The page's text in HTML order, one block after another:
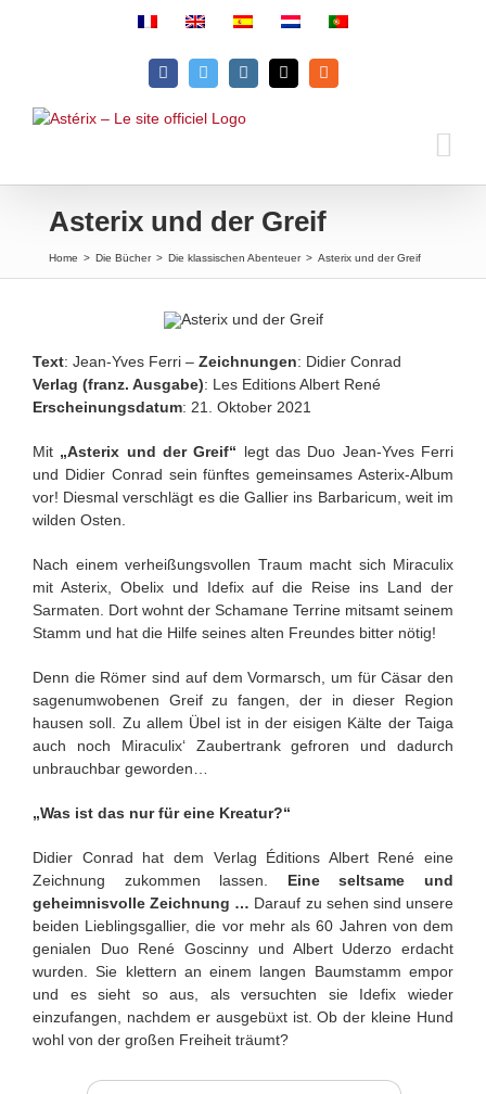
FacebookTwitterInstagramEmailRss
Asterix und der Greif
Home > Die Bücher > Die klassischen Abenteuer > Asterix und der Greif
Text: Jean-Yves Ferri – Zeichnungen: Didier Conrad
Verlag (franz. Ausgabe): Les Editions Albert René
Erscheinungsdatum: 21. Oktober 2021
Mit „Asterix und der Greif“ legt das Duo Jean-Yves Ferri
und Didier Conrad sein fünftes gemeinsames Asterix-Album
vor! Diesmal verschlägt es die Gallier ins Barbaricum, weit im
wilden Osten.
Nach einem verheißungsvollen Traum macht sich Miraculix
mit Asterix, Obelix und Idefix auf die Reise ins Land der
Sarmaten. Dort wohnt der Schamane Terrine mitsamt seinem
Stamm und hat die Hilfe seines alten Freundes bitter nötig!
Denn die Römer sind auf dem Vormarsch, um für Cäsar den
sagenumwobenen Greif zu fangen, der in dieser Region
hausen soll. Zu allem Übel ist in der eisigen Kälte der Taiga
auch noch Miraculix‘ Zaubertrank gefroren und dadurch
unbrauchbar geworden…
„Was ist das nur für eine Kreatur?“
Didier Conrad hat dem Verlag Éditions Albert René eine
Zeichnung zukommen lassen. Eine seltsame und
geheimnisvolle Zeichnung … Darauf zu sehen sind unsere
beiden Lieblingsgallier, die vor mehr als 60 Jahren von dem
genialen Duo René Goscinny und Albert Uderzo erdacht
wurden. Sie klettern an einem langen Baumstamm empor
und es sieht so aus, als versuchten sie Idefix wieder
einzufangen, nachdem er ausgebüxt ist. Ob der kleine Hund
wohl von der großen Freiheit träumt?